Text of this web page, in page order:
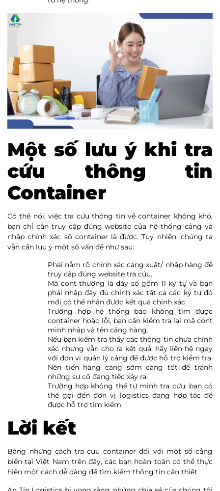
Một số lưu ý khi tra
cứu thông tin
Container
Có thể nói, việc tra cứu thông tin về container không khó,
bạn chỉ cần truy cập đúng website của hệ thống cảng và
nhập chính xác số container là được. Tuy nhiên, chúng ta
vẫn cần lưu ý một số vấn đề như sau:
Phải nắm rõ chính xác cảng xuất/ nhập hàng để
truy cập đúng website tra cứu.
Mã cont thường là dãy số gồm 11 ký tự và bạn
phải nhập đầy đủ chính xác tất cả các ký tự đó
mới có thể nhận được kết quả chính xác.
Trường hợp hệ thống báo không tìm được
container hoặc lỗi, bạn cần kiểm tra lại mã cont
mình nhập và tên cảng hàng.
Nếu bạn kiểm tra thấy các thông tin chưa chính
xác nhưng vẫn cho ra kết quả, hãy liên hệ ngay
với đơn vị quản lý cảng để được hỗ trợ kiểm tra.
Nên tiến hàng càng sớm càng tốt để tránh
những sự cố đáng tiếc xảy ra.
Trường hợp không thể tự mình tra cứu, bạn có
thể gọi đến đơn vị logistics đang hợp tác để
được hỗ trợ tìm kiếm.
Lời kết
Bằng những cách tra cứu container đối với một số cảng
biển tại Việt Nam trên đây, các bạn hoàn toàn có thể thực
hiện một cách dễ dàng để tìm kiếm thông tin cần thiết.